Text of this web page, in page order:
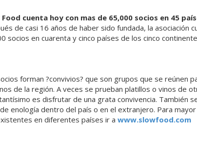
Food cuenta hoy con mas de 65,000 socios en 45
de casi 16 años de haber sido fundada, la asociación
socios en cuarenta y cinco países de los cinco
forman ?convivios? que son grupos que se reúnen
de la región. A veces se prueban platillos o vinos de
es disfrutar de una grata convivencia. También
enología dentro del país o en el extranjero. Para
en diferentes países ir a www.slowfood.com